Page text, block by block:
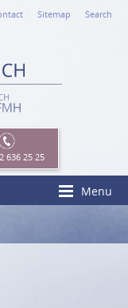
Sitemap Search
Menu
636 25 25